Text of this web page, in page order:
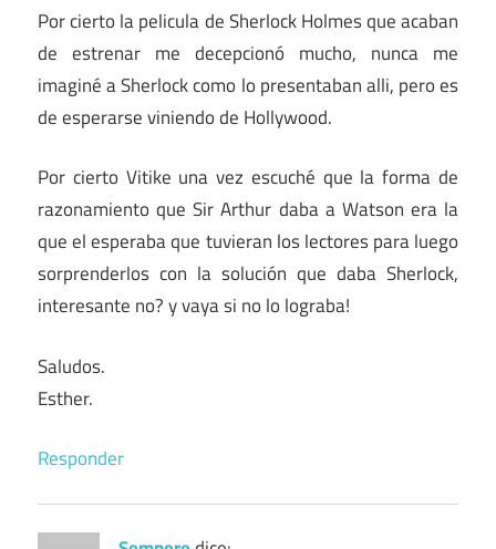
Por cierto la pelicula de Sherlock Holmes que acaban
de estrenar me decepcionó mucho, nunca me
imaginé a Sherlock como lo presentaban alli, pero es
de esperarse viniendo de Hollywood.
Por cierto Vitike una vez escuché que la forma de
razonamiento que Sir Arthur daba a Watson era la
que el esperaba que tuvieran los lectores para luego
sorprenderlos con la solución que daba Sherlock,
interesante no? y vaya si no lo lograba!
Saludos.
Esther.
Responder